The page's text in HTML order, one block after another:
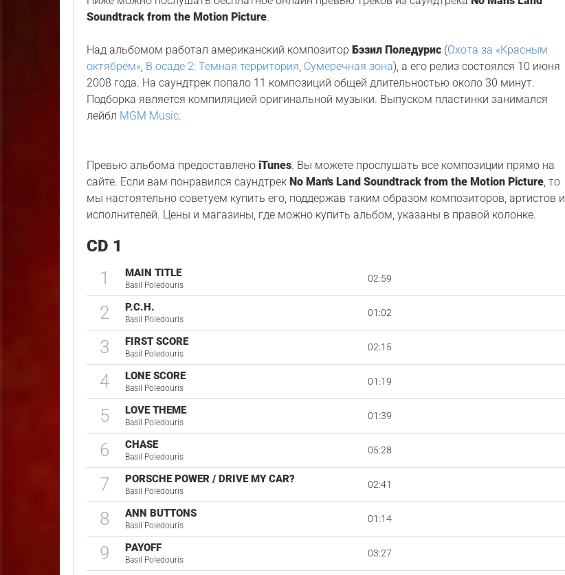
Soundtrack from the Motion Picture.
Над альбомом работал американский композитор Бэзил Поледурис (Охота за «Красным
октябрём», В осаде 2: Темная территория, Сумеречная зона), а его релиз состоялся 10 июня
2008 года. На саундтрек попало 11 композиций общей длительностью около 30 минут.
Подборка является компиляцией оригинальной музыки. Выпуском пластинки занимался
лейбл MGM Music.
Превью альбома предоставленоiTunes. Вы можете прослушать все композиции прямо на
сайте. Если вам понравился саундтрек No Man's Land Soundtrack from the Motion Picture, то
мы настоятельно советуем купить его, поддержав таким образом композиторов, артистов и
исполнителей. Цены и магазины, где можно купить альбом, указаны в правой колонке.
CD 1
1 MAIN TITLE
Basil Poledouris
02:59
2 P.C.H.
Basil Poledouris
01:02
3 FIRST SCORE
Basil Poledouris
02:15
4 LONE SCORE
Basil Poledouris
01:19
5 LOVE THEME
Basil Poledouris
01:39
6 CHASE
Basil Poledouris
05:28
7 PORSCHE POWER / DRIVE MY CAR?
Basil Poledouris
02:41
8 ANN BUTTONS
Basil Poledouris
01:14
9 PAYOFF
Basil Poledouris
03:27